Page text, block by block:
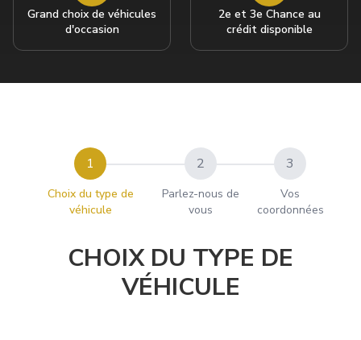
Grand choix de véhicules
d'occasion
2e et 3e Chance au
crédit disponible
1
Choix du type de
véhicule
2
Parlez-nous de
vous
3
Vos
coordonnées
CHOIX DU TYPE DE
VÉHICULE